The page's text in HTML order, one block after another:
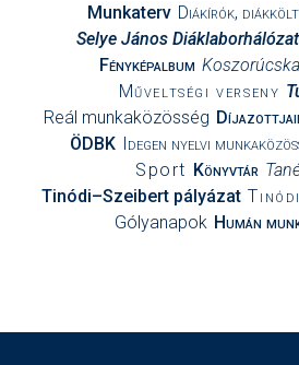
Munkaterv Diákírók,
Selye János Diáklaborhálózat
Fényképalbum Koszorúcska
Műveltségi verseny
Reál munkaközösség
ÖDBK Idegen nyelvi
Sport Könyvtár
Tinódi–Szeibert pályázat
Gólyanapok Humán